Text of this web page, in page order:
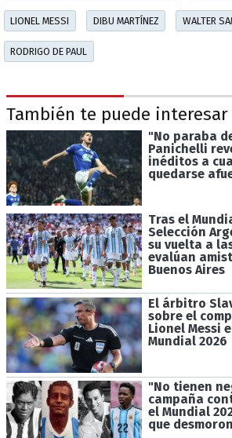
LIONEL MESSI DIBU MARTÍNEZ WALTER
RODRIGO DE PAUL
También te puede interesar
"No paraba
Panichelli
inéditos a
quedarse
Tras el
Selección
su vuelta a
evalúan
Buenos Aires
El árbitro
sobre el
Lionel Messi
Mundial 2026
"No tienen
campaña
el Mundial
que